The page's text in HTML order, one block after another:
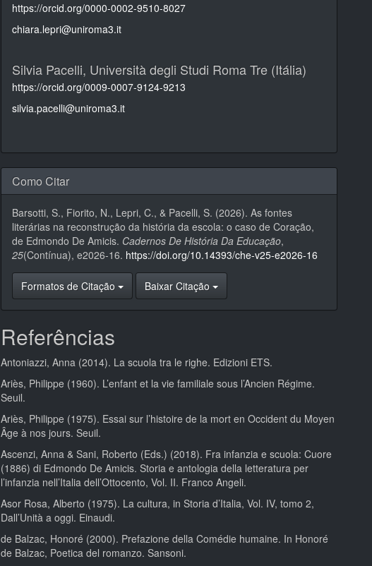
https://orcid.org/0000-0002-9510-8027
chiara.lepri@uniroma3.it
Silvia Pacelli, Università degli Studi Roma Tre (Itália)
https://orcid.org/0009-0007-9124-9213
silvia.pacelli@uniroma3.it
Como Citar
Barsotti, S., Fiorito, N., Lepri, C., & Pacelli, S. (2026). As fontes
literárias na reconstrução da história da escola: o caso de Coração,
de Edmondo De Amicis. Cadernos De História Da Educação,
25(Contínua), e2026-16. https://doi.org/10.14393/che-v25-e2026-16
Formatos de Citação Baixar Citação
Referências
Antoniazzi, Anna (2014). La scuola tra le righe. Edizioni ETS.
Ariès, Philippe (1960). L’enfant et la vie familiale sous l’Ancien Régime.
Seuil.
Ariès, Philippe (1975). Essai sur l’histoire de la mort en Occident du Moyen
Âge à nos jours. Seuil.
Ascenzi, Anna & Sani, Roberto (Eds.) (2018). Fra infanzia e scuola: Cuore
(1886) di Edmondo De Amicis. Storia e antologia della letteratura per
l’infanzia nell’Italia dell’Ottocento, Vol. II. Franco Angeli.
Asor Rosa, Alberto (1975). La cultura, in Storia d’Italia, Vol. IV, tomo 2,
Dall’Unità a oggi. Einaudi.
de Balzac, Honoré (2000). Prefazione della Comédie humaine. In Honoré
de Balzac, Poetica del romanzo. Sansoni.